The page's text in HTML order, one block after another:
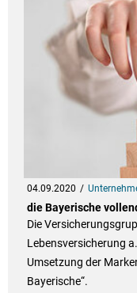
04.09.2020
die Bayerische
Die
Lebensversicherung
Umsetzung der
Bayerische“.